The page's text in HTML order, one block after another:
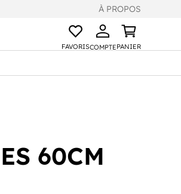
À PROPOS
FAVORISCOMPTEPANIER
60CM